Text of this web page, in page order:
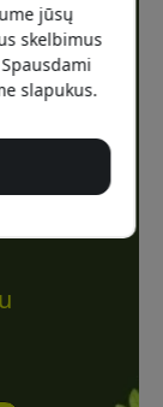
jūsų
skelbimus
slapukus.